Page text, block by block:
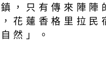
，只有傳來陣陣
香格里拉民
然」。